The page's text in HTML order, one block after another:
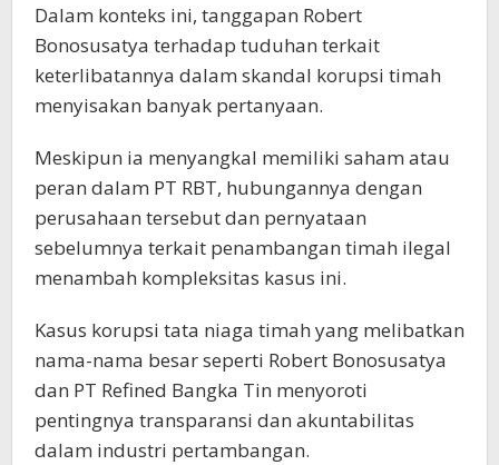
Dalam konteks ini, tanggapan Robert
Bonosusatya terhadap tuduhan terkait
keterlibatannya dalam skandal korupsi timah
menyisakan banyak pertanyaan.
Meskipun ia menyangkal memiliki saham atau
peran dalam PT RBT, hubungannya dengan
perusahaan tersebut dan pernyataan
sebelumnya terkait penambangan timah ilegal
menambah kompleksitas kasus ini.
Kasus korupsi tata niaga timah yang melibatkan
nama-nama besar seperti Robert Bonosusatya
dan PT Refined Bangka Tin menyoroti
pentingnya transparansi dan akuntabilitas
dalam industri pertambangan.